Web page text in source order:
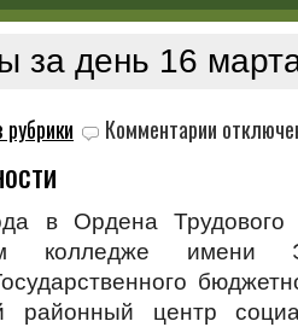
за день 16
рубрики Комментарии записи
в Ордена Трудового
колледже имени
районный центр